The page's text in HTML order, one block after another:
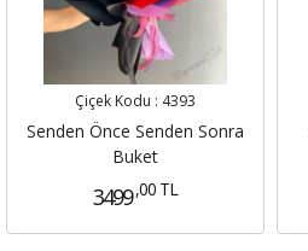
Çiçek Kodu : 4393
Senden Önce Senden Sonra
Buket
3499 ,00 TL